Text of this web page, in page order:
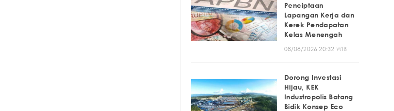
Penciptaan
Lapangan Kerja dan
Kerek Pendapatan
Kelas Menengah
08/08/2026 20:32 WIB
Dorong Investasi
Hijau, KEK
Industropolis Batang
Bidik Konsep Eco